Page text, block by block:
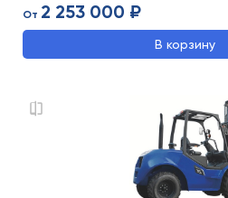
От 2 253 000 ₽
В корзину